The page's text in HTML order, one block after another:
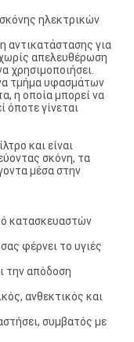
ηλεκτρικών
αντικατάστασης για
απελευθέρωση
χρησιμοποιήσει.
τμήμα υφασμάτων
η οποία μπορεί να
όποτε γίνεται
και είναι
σκόνη, τα
μέσα στην
κατασκευαστών
φέρνει το υγιές
την απόδοση
ανθεκτικός και
συμβατός με